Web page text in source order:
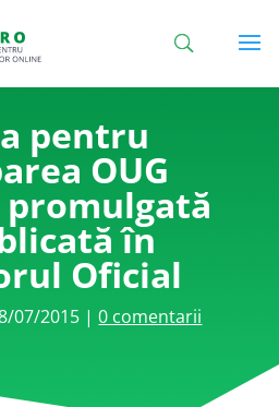
pentru
OUG
promulgată
în
Oficial
07/2015 |0 comentarii